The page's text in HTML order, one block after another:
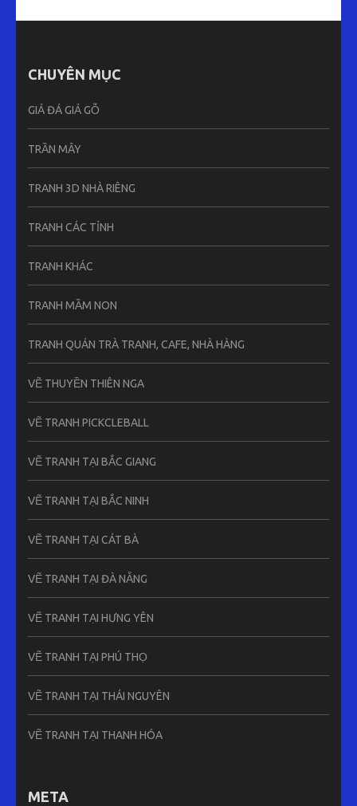
CHUYÊN MỤC
GIẢ ĐÁ GIẢ GỖ
TRẦN MÂY
TRANH 3D NHÀ RIÊNG
TRANH CÁC TỈNH
TRANH KHÁC
TRANH MẦM NON
TRANH QUÁN TRÀ TRANH, CAFE, NHÀ HÀNG
VẼ THUYỀN THIÊN NGA
VẼ TRANH PICKCLEBALL
VẼ TRANH TẠI BẮC GIANG
VẼ TRANH TẠI BẮC NINH
VẼ TRANH TẠI CÁT BÀ
VẼ TRANH TẠI ĐÀ NẴNG
VẼ TRANH TẠI HƯNG YÊN
VẼ TRANH TẠI PHÚ THỌ
VẼ TRANH TẠI THÁI NGUYÊN
VẼ TRANH TẠI THANH HÓA
META